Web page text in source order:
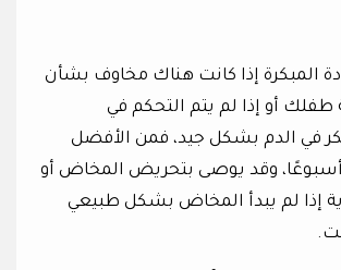
المبكرة إذا كانت هناك مخاوف بشأن
أو إذا لم يتم التحكم في
في الدم بشكل جيد، فمن الأفضل
الولادة قبل 41 أسبوعًا، وقد يوصى بتحريض المخاض أو
إذا لم يبدأ المخاض بشكل طبيعي